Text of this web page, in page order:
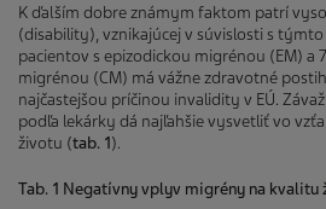
K ďalším dobre známym faktom patrí
(disability), vznikajúcej v súvislosti s
pacientov s epizodickou migrénou (EM) a
migrénou (CM) má vážne zdravotné
najčastejšou príčinou invalidity v EÚ.
podľa lekárky dá najľahšie vysvetliť vo
životu (tab. 1).
Tab. 1 Negatívny vplyv migrény na kvalitu